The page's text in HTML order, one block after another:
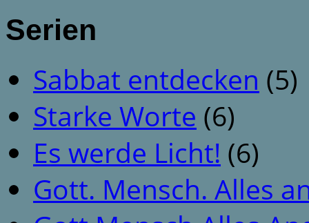
Serien
Sabbat entdecken (5)
Starke Worte (6)
Es werde Licht! (6)
Gott. Mensch. Alles